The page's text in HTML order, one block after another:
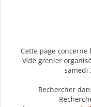
Cette page
Vide grenier
samedi
Rechercher